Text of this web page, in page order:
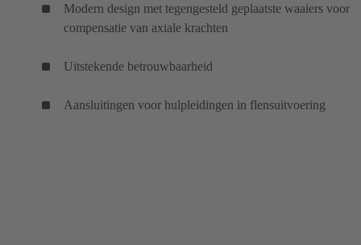
Modern design met tegengesteld geplaatste waaiers voor
compensatie van axiale krachten
Uitstekende betrouwbaarheid
Aansluitingen voor hulpleidingen in flensuitvoering